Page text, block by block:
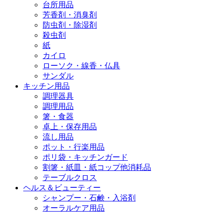
台所用品
芳香剤・消臭剤
防虫剤・除湿剤
殺虫剤
紙
カイロ
ローソク・線香・仏具
サンダル
キッチン用品
調理器具
調理用品
箸・食器
卓上・保存用品
流し用品
ポット・行楽用品
ポリ袋・キッチンガード
割箸・紙皿・紙コップ他消耗品
テーブルクロス
ヘルス＆ビューティー
シャンプー・石鹸・入浴剤
オーラルケア用品